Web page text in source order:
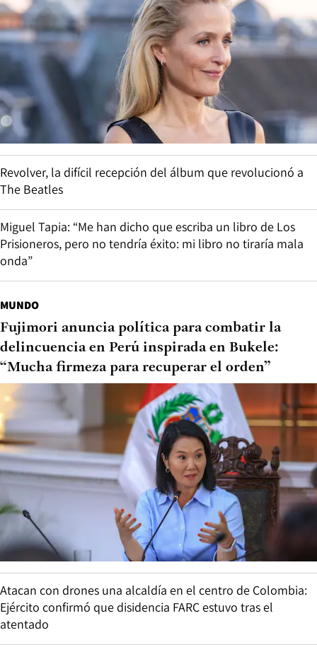
Revolver, la difícil recepción del álbum que revolucionó a
The Beatles
Miguel Tapia: “Me han dicho que escriba un libro de Los
Prisioneros, pero no tendría éxito: mi libro no tiraría mala
onda”
MUNDO
Fujimori anuncia política para combatir la
delincuencia en Perú inspirada en Bukele:
“Mucha firmeza para recuperar el orden”
Atacan con drones una alcaldía en el centro de Colombia:
Ejército confirmó que disidencia FARC estuvo tras el
atentado